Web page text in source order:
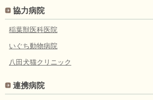
協力病院
稲葉獣医科医院
いぐち動物病院
八田犬猫クリニック
連携病院